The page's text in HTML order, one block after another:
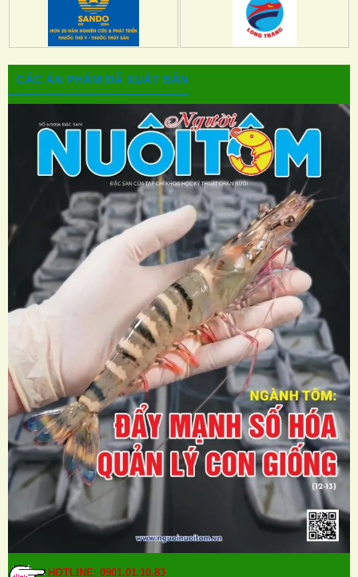
CÁC ẤN PHẨM ĐÃ XUẤT BẢN
HOTLINE: 0901.01.10.83